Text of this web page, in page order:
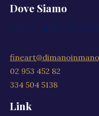
Dove Siamo
Via XXV Aprile, 59,
02 953 452 82
334 504 5138
Link